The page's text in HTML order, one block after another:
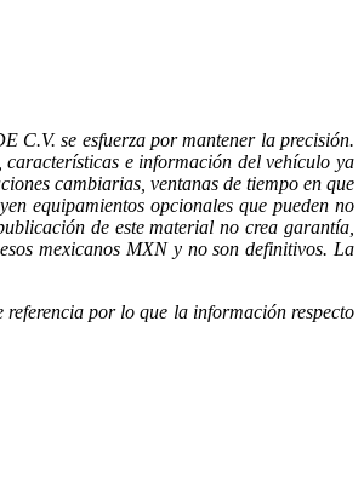
C.V. se esfuerza por mantener la precisión.
e información del vehículo ya
cambiarias, ventanas de tiempo en que
equipamientos opcionales que pueden no
de este material no crea garantía,
mexicanos MXN y no son definitivos. La
por lo que la información respecto